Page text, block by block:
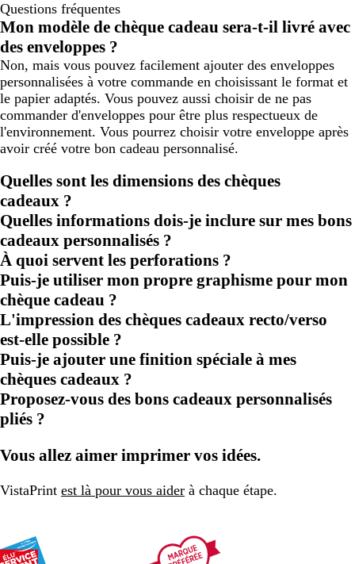
Questions fréquentes
Mon modèle de chèque cadeau sera-t-il livré avec
des enveloppes ?
Non, mais vous pouvez facilement ajouter des enveloppes
personnalisées à votre commande en choisissant le format et
le papier adaptés. Vous pouvez aussi choisir de ne pas
commander d'enveloppes pour être plus respectueux de
l'environnement. Vous pourrez choisir votre enveloppe après
avoir créé votre bon cadeau personnalisé.
Quelles sont les dimensions des chèques
cadeaux ?
Quelles informations dois-je inclure sur mes bons
cadeaux personnalisés ?
À quoi servent les perforations ?
Puis-je utiliser mon propre graphisme pour mon
chèque cadeau ?
L'impression des chèques cadeaux recto/verso
est-elle possible ?
Puis-je ajouter une finition spéciale à mes
chèques cadeaux ?
Proposez-vous des bons cadeaux personnalisés
pliés ?
Vous allez aimer imprimer vos idées.
VistaPrint est là pour vous aider à chaque étape.